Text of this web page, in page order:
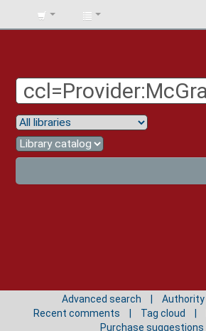
BIBLIOTECA
Advanced search
Authority
Recent comments
Tag cloud
Purchase suggestions